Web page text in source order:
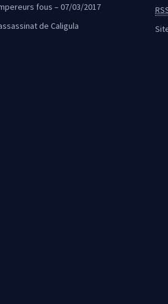
fous – 07/03/2017
de Caligula